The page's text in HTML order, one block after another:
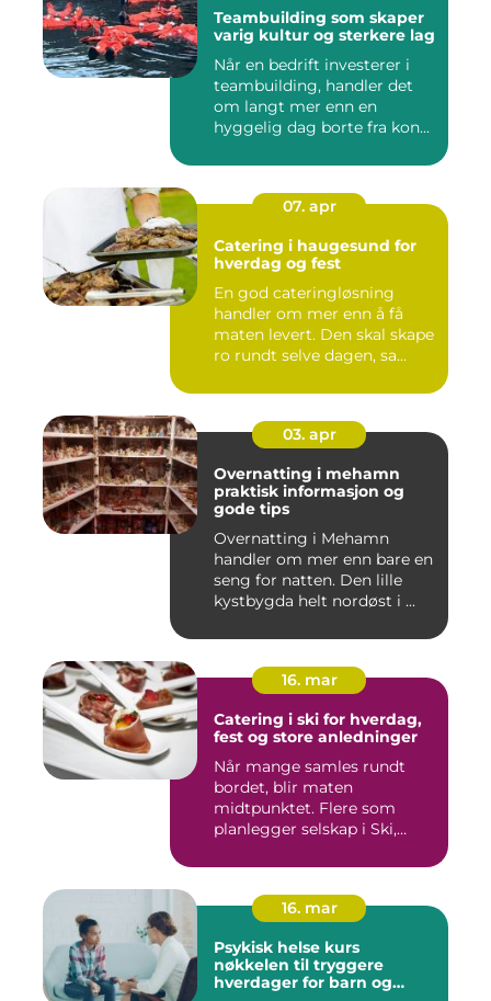
Teambuilding som skaper
varig kultur og sterkere lag
Når en bedrift investerer i
teambuilding, handler det
om langt mer enn en
hyggelig dag borte fra kon...
07. apr
Catering i haugesund for
hverdag og fest
En god cateringløsning
handler om mer enn å få
maten levert. Den skal skape
ro rundt selve dagen, sa...
03. apr
Overnatting i mehamn
praktisk informasjon og
gode tips
Overnatting i Mehamn
handler om mer enn bare en
seng for natten. Den lille
kystbygda helt nordøst i ...
16. mar
Catering i ski for hverdag,
fest og store anledninger
Når mange samles rundt
bordet, blir maten
midtpunktet. Flere som
planlegger selskap i Ski,
16. mar
Psykisk helse kurs
nøkkelen til tryggere
hverdager for barn og